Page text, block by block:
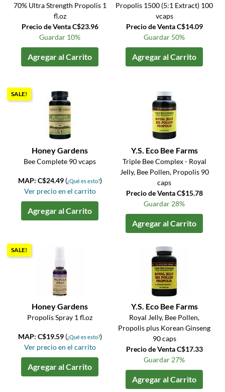
70% Ultra Strength Propolis 1
fl.oz
Precio de Venta C$23.96
Guardar 10%
Agregar al Carrito
Propolis 1500 (5:1 Extract) 100
vcaps
Precio de Venta C$14.09
Guardar 50%
Agregar al Carrito
SALE!
Honey Gardens
Bee Complete 90 vcaps
MAP: C$24.49 (¿Qué es esto?)
Ver precio en el carrito
Agregar al Carrito
Y.S. Eco Bee Farms
Triple Bee Complex - Royal
Jelly, Bee Pollen, Propolis 90
caps
Precio de Venta C$15.78
Guardar 28%
Agregar al Carrito
SALE!
Honey Gardens
Propolis Spray 1 fl.oz
MAP: C$19.59 (¿Qué es esto?)
Ver precio en el carrito
Agregar al Carrito
Y.S. Eco Bee Farms
Royal Jelly, Bee Pollen,
Propolis plus Korean Ginseng
90 caps
Precio de Venta C$17.33
Guardar 27%
Agregar al Carrito